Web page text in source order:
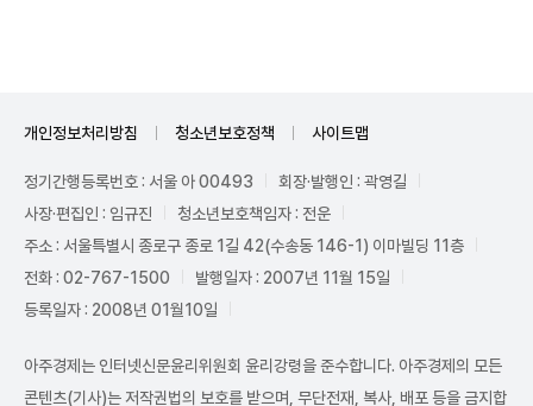
개인정보처리방침 청소년보호정책 사이트맵
정기간행등록번호 : 서울 아 00493
회장·발행인 : 곽영길
사장·편집인 : 임규진
청소년보호책임자 : 전운
주소 : 서울특별시 종로구 종로 1길 42(수송동 146-1) 이마빌딩 11층
전화 : 02-767-1500
발행일자 : 2007년 11월 15일
등록일자 : 2008년 01월10일
아주경제는 인터넷신문윤리위원회 윤리강령을 준수합니다. 아주경제의 모든
콘텐츠(기사)는 저작권법의 보호를 받으며, 무단전재, 복사, 배포 등을 금지합